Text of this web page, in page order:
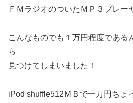
ＦＭラジオのついたＭＰ３プレー
こんなものでも１万円程度である
ら
見つけてしまいました！
iPod shuffle512ＭＢで一万円ちょ